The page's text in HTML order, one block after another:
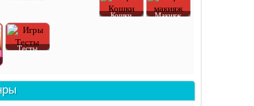
Кошки Макияж
Тесты